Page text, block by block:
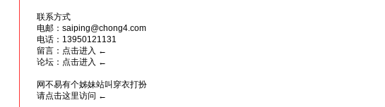
联系方式
电邮：saiping@chong4.com
电话：13950121131
留言： 点击进入 ←
论坛： 点击进入 ←
网不易有个姊妹站叫穿衣打扮
请点击这里访问 ←